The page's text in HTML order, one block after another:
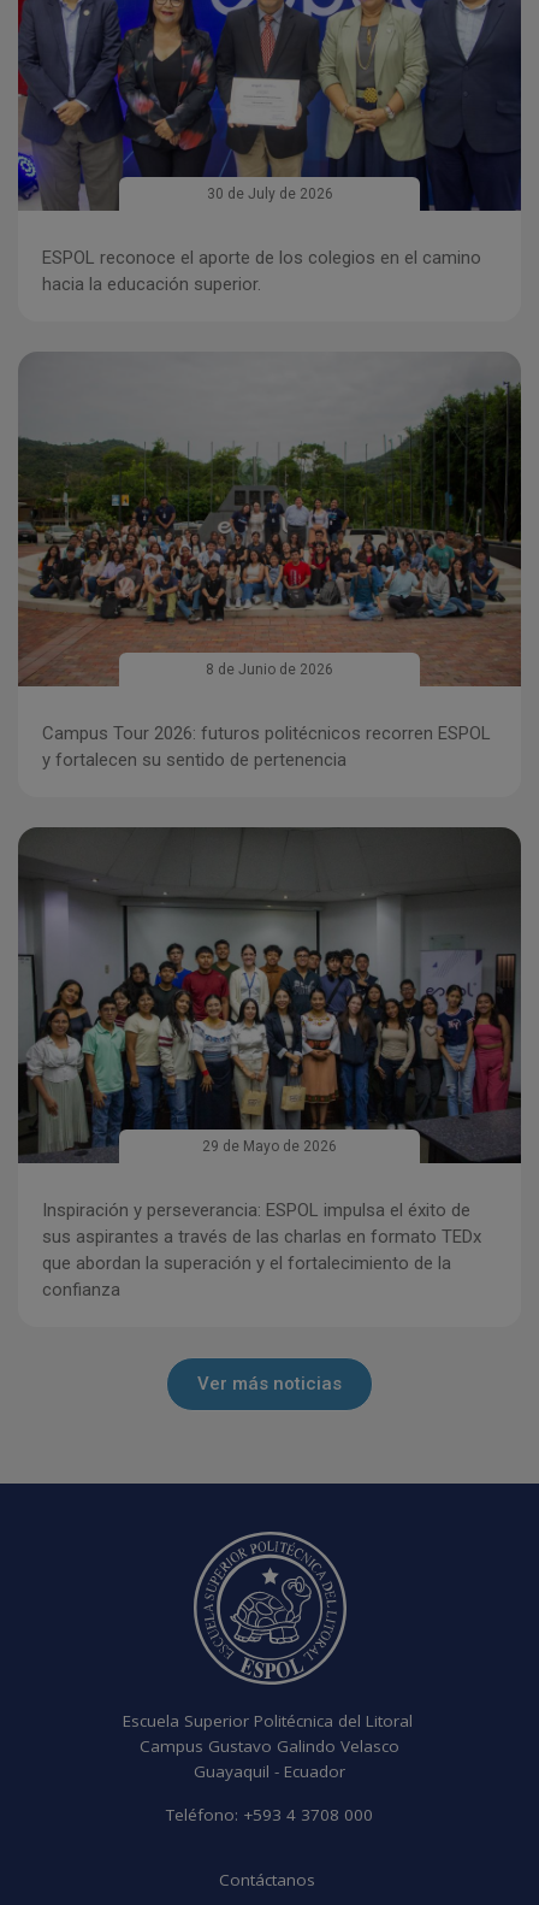
30 de July de 2026
ESPOL reconoce el aporte de los colegios en el camino
hacia la educación superior.
Imagen
8 de Junio de 2026
Campus Tour 2026: futuros politécnicos recorren ESPOL
y fortalecen su sentido de pertenencia
Imagen
29 de Mayo de 2026
Inspiración y perseverancia: ESPOL impulsa el éxito de
sus aspirantes a través de las charlas en formato TEDx
que abordan la superación y el fortalecimiento de la
confianza
Ver más noticias
Escuela Superior Politécnica del Litoral
Campus Gustavo Galindo Velasco
Guayaquil - Ecuador
Teléfono: +593 4 3708 000
Contáctanos